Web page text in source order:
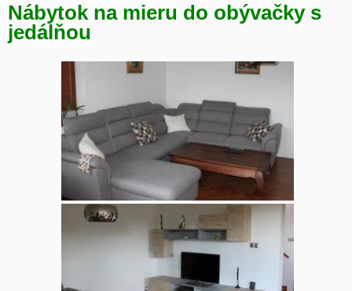
Nábytok na mieru do obývačky s
jedálňou